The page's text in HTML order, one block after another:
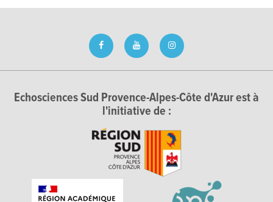
Echosciences Sud Provence-Alpes-Côte d'Azur est à
l'initiative de :